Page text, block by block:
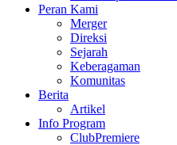
Peran Kami
Merger
Direksi
Sejarah
Keberagaman
Komunitas
Berita
Artikel
Info Program
ClubPremiere